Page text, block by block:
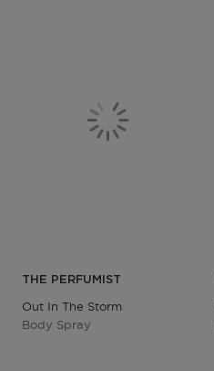
THE PERFUMIST
Out In The Storm
Body Spray